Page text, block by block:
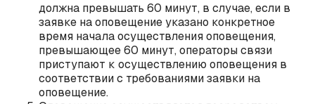
должна превышать ‎60 минут, в случае, если в
заявке на оповещение указано конкретное
время начала осуществления оповещения,
превышающее 60 минут, операторы связи
приступают к осуществлению оповещения в
соответствии ‎с требованиями заявки на
оповещение.